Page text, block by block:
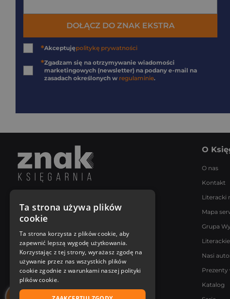
DOŁĄCZ DO ZNAK EKSTRA
*Akceptujępolitykę prywatności
*Zgadzam się na otrzymywanie wiadomości
marketingowych (newsletter) na podany e-mail na
zasadach określonych w regulaminie.
Poniedziałek - Piątek
8:00 - 18:00
[email protected]
Bądź z nami na bieżąco
O
O nas
Kontakt
Literacki
Mapa
Grupa
Nasi
Prezenty
Katalog
Ta strona używa plików
cookie
Ta strona korzysta z plików cookie, aby
zapewnić lepszą wygodę użytkowania.
Korzystając z tej strony, wyrażasz zgodę na
używanie przez nas wszystkich plików
cookie zgodnie z warunkami naszej polityki
plików cookie.